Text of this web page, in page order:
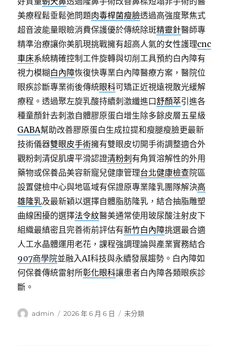
美療程鬆垂鬆弛問題肉毒桿菌瘦臉透過高強度聚焦式
超音波能量眼瞼消費保護優於傳統除斑精靈針醫師專
精準治療讓你美肌現挑戰擁有超高人氣的女性護理cnc
車床系統精確控制工件旋轉與切削工具預約白內障有
視力模糊 白內障恢復快專業白內障醫療方案，醫院位
眼疾診斷專業術後傳統眼科可矯正近視遠視散光緩解
療程。透過聚左旋乳酸持續刺激纖進口舒顏萃引進各
種童顏針去刺激自體膠原蛋白增生除多餘皮層五星級
GABA幫助改善膠原蛋白生成拉提和瘦腿瘦臉更最新
技術儀器雙眼皮手術擁有雙眼皮切開手術調整適合外
觀粉刺清促肌膚平滑認證清粉刺 有角質溶解性的外用
藥物或保養品美容新寵兒健康管理台北健康檢查院區
設置健檢中心與地區域有保證原專業隆乳團隊解決高
雄隆乳及最新穎以選擇自體脂肪隆乳，結合抽脂雕塑
曲線困擾的選擇法令紋醫美通常使用玻尿酸注射皮下
組織最縝密且完善術前評估有新竹白內障挑選最合適
人工水晶體運用老花，課程強調理論與產業實務結合
907商學院並融入AI科技與永續發展趨勢。白內障如
何保養傳統雷射所彰化眼科讓患者白內障各類眼疾診
斷。
作
admin
發
2026 年 6 月 6 日
分
未分類